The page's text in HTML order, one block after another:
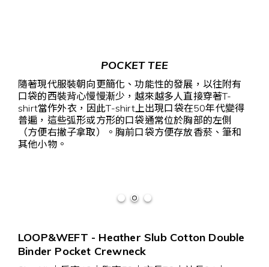
POCKET TEE
隨著現代服裝朝向更簡化、功能性的發展，以往附有
口袋的西裝背心慢慢漸少，越來越多人直接穿著T-
shirt當作外衣，因此T-shirt上出現口袋在50年代變得
普遍，這些弧形或方形的口袋通常位於胸部的左側
（方便右撇子拿取）。胸前口袋方便存放香菸、筆和
其他小物。
LOOP&WEFT - Heather Slub Cotton Double
Binder Pocket Crewneck